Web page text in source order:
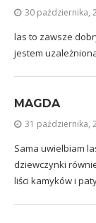
30 października,
las to zawsze
jestem
MAGDA
31 października,
Sama uwielbiam
dziewczynki
liści kamyków i